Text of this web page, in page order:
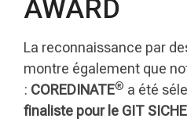
AWARD
La reconnaissance par
montre également que
: COREDINATE® a été
finaliste pour le GIT